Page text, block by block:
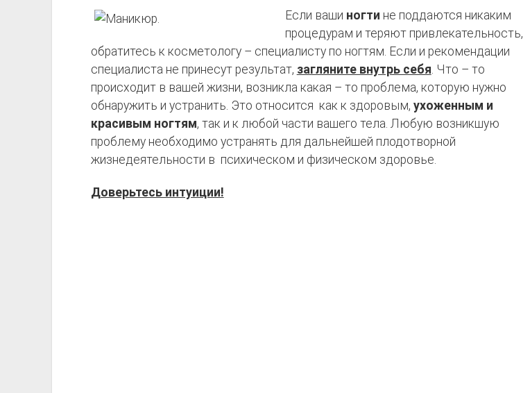
Если ваши ногти не поддаются никаким
процедурам и теряют привлекательность,
обратитесь к косметологу – специалисту по ногтям. Если и рекомендации
специалиста не принесут результат, загляните внутрь себя . Что – то
происходит в вашей жизни, возникла какая – то проблема, которую нужно
обнаружить и устранить. Это относится как к здоровым, ухоженным и
красивым ногтям, так и к любой части вашего тела. Любую возникшую
проблему необходимо устранять для дальнейшей плодотворной
жизнедеятельности в психическом и физическом здоровье.
Доверьтесь интуиции!